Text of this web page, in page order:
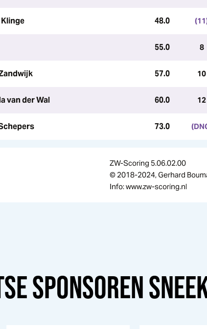
48.0
55.0 8
57.0 10
van der Wal 60.0 12
73.0
ZW-Scoring 5.06.02.00
© 2018-2024, Gerhard
Info: www.zw-scoring.nl
SPONSOREN